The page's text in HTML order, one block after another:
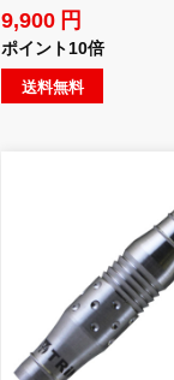
9,900 円
ポイント10倍
送料無料